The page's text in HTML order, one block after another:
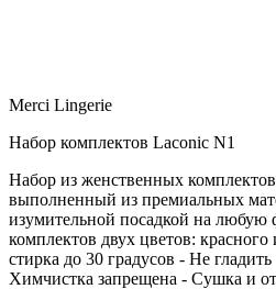
Merci Lingerie
Набор комплектов Laconic N1
Набор из женственных
выполненный из премиальных
изумительной посадкой на любую
комплектов двух цветов:
стирка до 30 градусов - Не
Химчистка запрещена - Сушка и